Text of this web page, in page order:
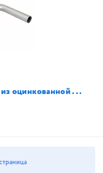
оцинкованной ...